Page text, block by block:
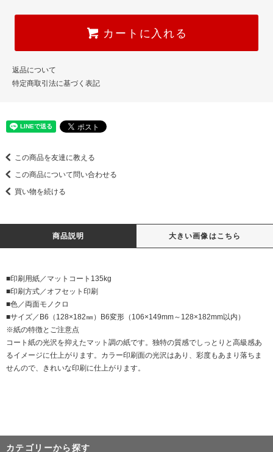
カートに入れる
返品について
特定商取引法に基づく表記
この商品を友達に教える
この商品について問い合わせる
買い物を続ける
商品説明 大きい画像はこちら
■印刷用紙／マットコート135kg
■印刷方式／オフセット印刷
■色／両面モノクロ
■サイズ／B6（128×182㎜）B6変形（106×149mm～128×182mm以内）
※紙の特徴とご注意点
コート紙の光沢を抑えたマット調の紙です。独特の質感でしっとりと高級感あ
るイメージに仕上がります。カラー印刷面の光沢はあり、彩度もあまり落ちま
せんので、きれいな印刷に仕上がります。
カテゴリーから探す